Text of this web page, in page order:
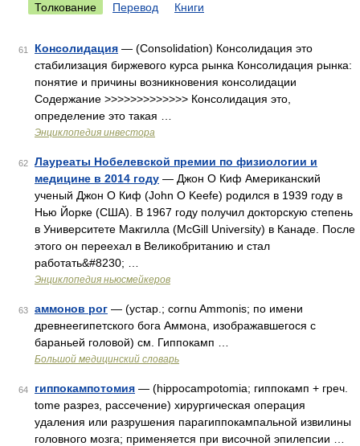
Толкование Перевод Книги
61 Консолидация — (Consolidation) Консолидация это
стабилизация биржевого курса рынка Консолидация рынка:
понятие и причины возникновения консолидации
Содержание >>>>>>>>>>>>> Консолидация это,
определение это такая …
Энциклопедия инвестора
62
Лауреаты Нобелевской премии по физиологии и
медицине в 2014 году — Джон О Киф Американский
ученый Джон О Киф (John O Keefe) родился в 1939 году в
Нью Йорке (США). В 1967 году получил докторскую степень
в Университете Макгилла (McGill University) в Канаде. После
этого он переехал в Великобританию и стал
работать&#8230; …
Энциклопедия ньюсмейкеров
63 аммонов рог — (устар.; cornu Ammonis; по имени
древнеегипетского бога Аммона, изображавшегося с
бараньей головой) см. Гиппокамп …
Большой медицинский словарь
64 гиппокампотомия — (hippocampotomia; гиппокамп + греч.
tome разрез, рассечение) хирургическая операция
удаления или разрушения парагиппокампальной извилины
головного мозга; применяется при височной эпилепсии …